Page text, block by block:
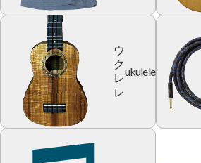
ウ
ク
レ
レ
ukulele